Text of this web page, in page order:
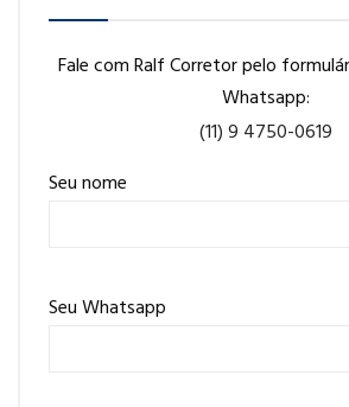
Fale com Ralf Corretor pelo
Whatsapp:
(11) 9 4750-0619
Seu nome
Seu Whatsapp